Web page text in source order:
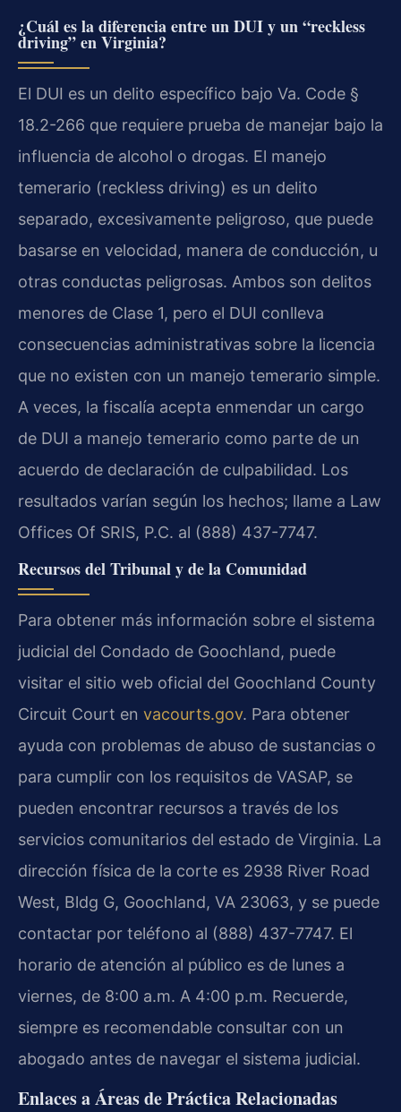
¿Cuál es la diferencia entre un DUI y un “reckless
driving” en Virginia?
El DUI es un delito específico bajo Va. Code §
18.2-266 que requiere prueba de manejar bajo la
influencia de alcohol o drogas. El manejo
temerario (reckless driving) es un delito
separado, excesivamente peligroso, que puede
basarse en velocidad, manera de conducción, u
otras conductas peligrosas. Ambos son delitos
menores de Clase 1, pero el DUI conlleva
consecuencias administrativas sobre la licencia
que no existen con un manejo temerario simple.
A veces, la fiscalía acepta enmendar un cargo
de DUI a manejo temerario como parte de un
acuerdo de declaración de culpabilidad. Los
resultados varían según los hechos; llame a Law
Offices Of SRIS, P.C. al (888) 437-7747.
Recursos del Tribunal y de la Comunidad
Para obtener más información sobre el sistema
judicial del Condado de Goochland, puede
visitar el sitio web oficial del Goochland County
Circuit Court en vacourts.gov. Para obtener
ayuda con problemas de abuso de sustancias o
para cumplir con los requisitos de VASAP, se
pueden encontrar recursos a través de los
servicios comunitarios del estado de Virginia. La
dirección física de la corte es 2938 River Road
West, Bldg G, Goochland, VA 23063, y se puede
contactar por teléfono al (888) 437-7747. El
horario de atención al público es de lunes a
viernes, de 8:00 a.m. A 4:00 p.m. Recuerde,
siempre es recomendable consultar con un
abogado antes de navegar el sistema judicial.
Enlaces a Áreas de Práctica Relacionadas